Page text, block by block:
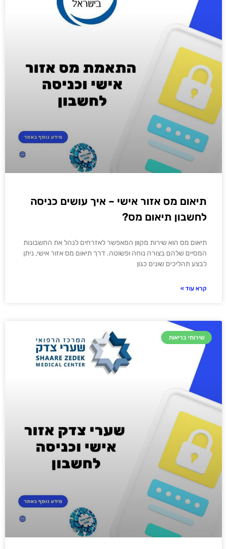
תיאום מס אזור אישי – איך עושים כניסה
לחשבון תיאום מס?
תיאום מס הוא שירות מקוון המאפשר לאזרחים לנהל את החשבונות
המסיים שלהם בצורה נוחה ופשוטה. דרך תיאום מס אזור אישי, ניתן
לבצע תהליכים שונים כגון
קרא עוד »
שירותי בריאות